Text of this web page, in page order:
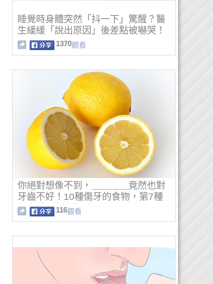
睡覺時身體突然「抖一下」驚醒？醫
生緩緩「說出原因」後差點被嚇哭！
1370觀看
你絕對想像不到，＿＿＿＿竟然也對
牙齒不好！10種傷牙的食物，第7種
好意外....│健康e世界
116觀看